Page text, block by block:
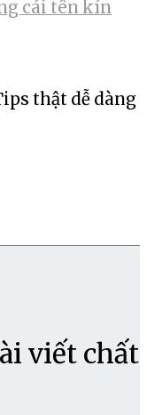
cái tên kín
thật dễ dàng
viết chất